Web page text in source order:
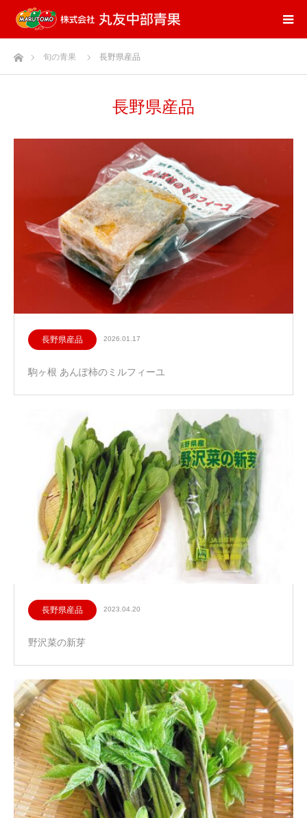
ホーム旬の青果 長野県産品
長野県産品
長野県産品 2026.01.17
駒ヶ根 あんぽ柿のミルフィーユ
長野県産品 2023.04.20
野沢菜の新芽